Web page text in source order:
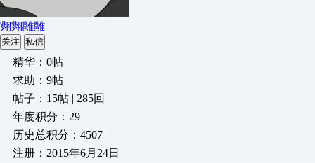
翙翙雝雝
关注 私信
精华：0帖
求助：9帖
帖子：15帖 | 285回
年度积分：29
历史总积分：4507
注册：2015年6月24日